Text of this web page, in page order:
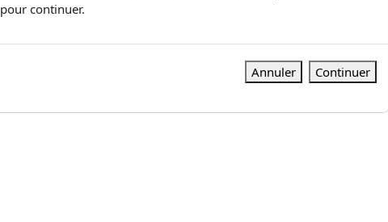
pour continuer.
Annuler Continuer